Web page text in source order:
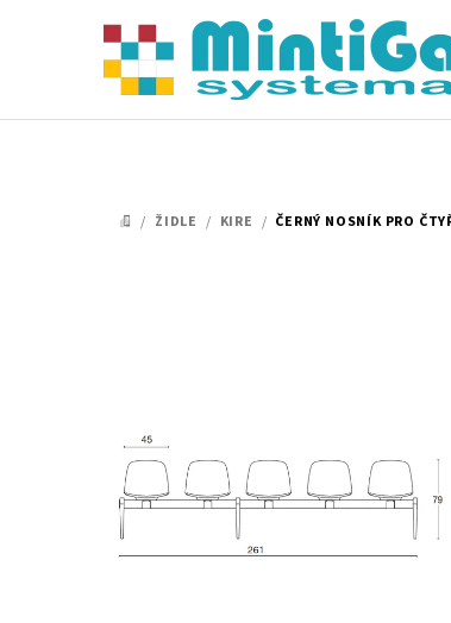
DOMŮ
/ ŽIDLE / KIRE / ČERNÝ NOSNÍK PRO